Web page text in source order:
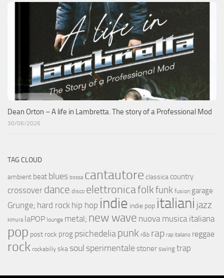
Dean Orton – A life in Lambretta. The story of a Professional Mod
30/06/2026
TAG CLOUD
ambient beat blues bossa cantautore classica country
crossover dance disco elettronicafolkfunk fusion garage
Grunge; hard rock hip hop indie indie pop italiani jazz
kimura laPOP lounge metal; new wave nuova musica italiana
pop post rock prog psichedeliapunk r&b rap rap italiano reggae
rock rockabilly ska soul sperimentale stoner swing trap